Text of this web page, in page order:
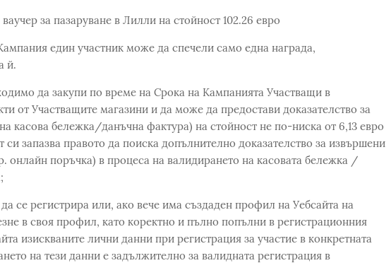
за пазаруване в Лилли на стойност 102.26 евро
един участник може да спечели само една награда,
й.
да закупи по време на Срока на Кампанията Участващи в
от Участващите магазини и да може да предостави доказателство за
касова бележка/данъчна фактура) на стойност не по-ниска от 6,13 евро
запазва правото да поиска допълнително доказателство за извършени
онлайн поръчка) в процеса на валидирането на касовата бележка /
се регистрира или, ако вече има създаден профил на Уебсайта на
в своя профил, като коректно и пълно попълни в регистрационния
изискваните лични данни при регистрация за участие в конкретната
на тези данни е задължително за валидната регистрация в